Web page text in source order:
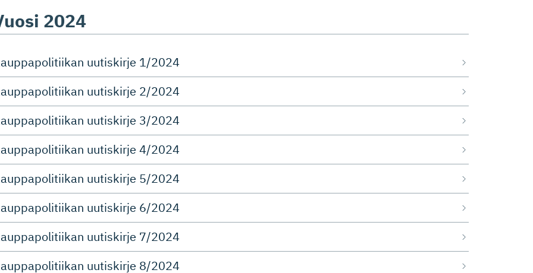
2024
uutiskirje 1/2024
uutiskirje 2/2024
uutiskirje 3/2024
uutiskirje 4/2024
uutiskirje 5/2024
uutiskirje 6/2024
uutiskirje 7/2024
uutiskirje 8/2024